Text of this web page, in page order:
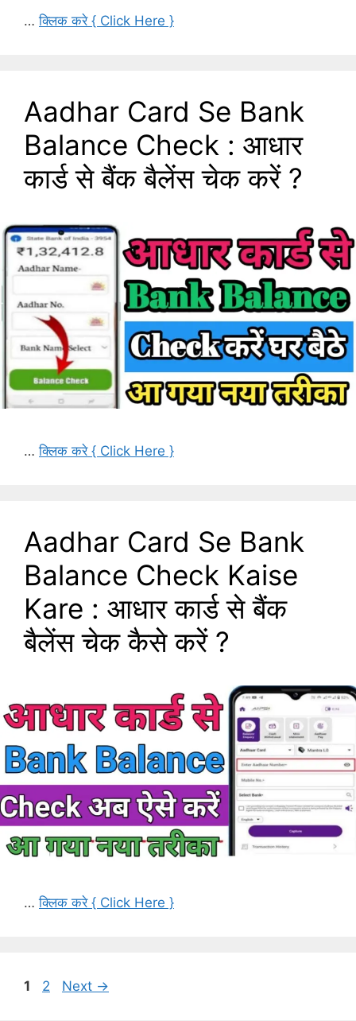
…क्लिक करे { Click Here }
Aadhar Card Se Bank
Balance Check : आधार
कार्ड से बैंक बैलेंस चेक करें ?
…क्लिक करे { Click Here }
Aadhar Card Se Bank
Balance Check Kaise
Kare : आधार कार्ड से बैंक
बैलेंस चेक कैसे करें ?
…क्लिक करे { Click Here }
Page
1 Page
2 Next →